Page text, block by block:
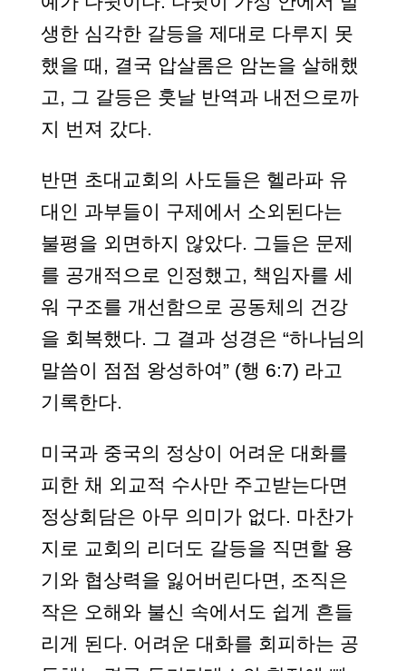
생한 심각한 갈등을 제대로 다루지 못
했을 때, 결국 압살롬은 암논을 살해했
고, 그 갈등은 훗날 반역과 내전으로까
지 번져 갔다.
반면 초대교회의 사도들은 헬라파 유
대인 과부들이 구제에서 소외된다는
불평을 외면하지 않았다. 그들은 문제
를 공개적으로 인정했고, 책임자를 세
워 구조를 개선함으로 공동체의 건강
을 회복했다. 그 결과 성경은 “하나님의
말씀이 점점 왕성하여” (행 6:7) 라고
기록한다.
미국과 중국의 정상이 어려운 대화를
피한 채 외교적 수사만 주고받는다면
정상회담은 아무 의미가 없다. 마찬가
지로 교회의 리더도 갈등을 직면할 용
기와 협상력을 잃어버린다면, 조직은
작은 오해와 불신 속에서도 쉽게 흔들
리게 된다. 어려운 대화를 회피하는 공